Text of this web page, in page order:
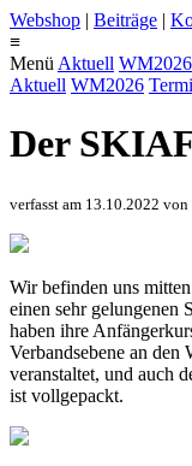
Webshop | Beiträge |
≡
Menü Aktuell WM2026
Aktuell WM2026
Der
verfasst am 13.10.2022
Wir befinden uns
einen sehr gelungenen
haben ihre
Verbandsebene an den
veranstaltet, und auch
ist vollgepackt.